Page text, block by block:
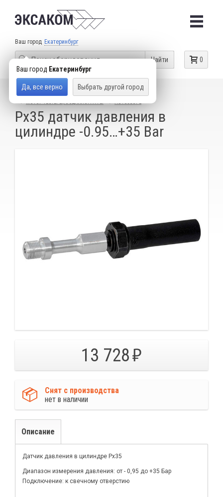
Ваш город Екатеринбург
Ваш город Екатеринбург
Да, все верно Выбрать другой город
0
Найти
КАТАЛОГ ТОВАРОВ
ДИАГНОСТИЧЕСКОЕ ОБОРУДОВАНИЕ
Px35 датчик давления в
цилиндре -0.95…+35 Bar
13 728
Снят с производства
нет в наличии
Описание
Датчик давления в цилиндре Px35
Диапазон измерения давления: от - 0,95 до +35 Бар
Подключение: к свечному отверстию